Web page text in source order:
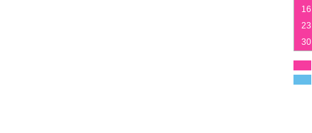
16
23
30